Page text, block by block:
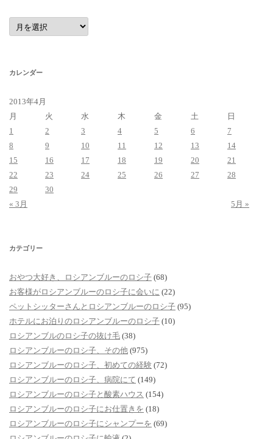
ア
ー
カ
カレンダー
2013年4月
月
火 水 木 金 土
日
1
2 3 4 5 6
7
8
9 10 11 12 13
14
15
16 17 18 19 20
21
22
23 24 25 26 27
28
29
30
« 3月
5月 »
カテゴリー
おやつ大好き、ロシアンブルーのロシ子 (68)
お客様がロシアンブルーのロシ子に会いに (22)
ペットシッターさんとロシアンブルーのロシ子 (95)
ホテルにお泊りのロシアンブルーのロシ子 (10)
ロシアンブルのロシ子の抜け毛 (38)
ロシアンブルーのロシ子、その他 (975)
ロシアンブルーのロシ子、初めての経験 (72)
ロシアンブルーのロシ子、病院にて (149)
ロシアンブルーのロシ子と酸素ハウス (154)
ロシアンブルーのロシ子にお仕置きを (18)
ロシアンブルーのロシ子にシャンプーを (69)